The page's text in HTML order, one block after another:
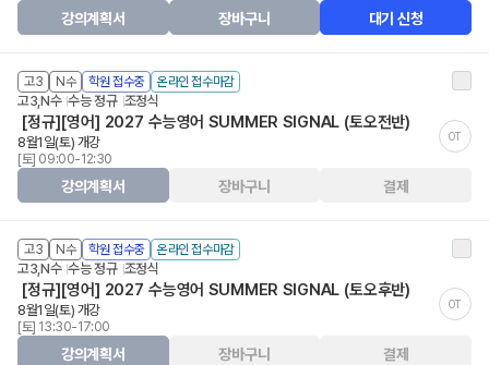
강의계획서 장바구니 대기 신청
고3 N수 학원 접수중 온라인 접수마감
고3,N수 수능 정규 조정식
[정규][영어] 2027 수능영어 SUMMER SIGNAL (토오전반)
OT
8월1일(토) 개강
[토] 09:00-12:30
강의계획서 장바구니 결제
고3 N수 학원 접수중 온라인 접수마감
고3,N수 수능 정규 조정식
[정규][영어] 2027 수능영어 SUMMER SIGNAL (토오후반)
OT
8월1일(토) 개강
[토] 13:30-17:00
강의계획서 장바구니 결제